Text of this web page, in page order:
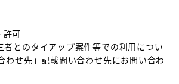
可
とのタイアップ案件等での利用につい
わせ先」記載問い合わせ先にお問い合わ